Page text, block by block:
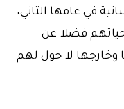
في عامها الثاني،
فضلا عن
وخارجها لا حول لهم